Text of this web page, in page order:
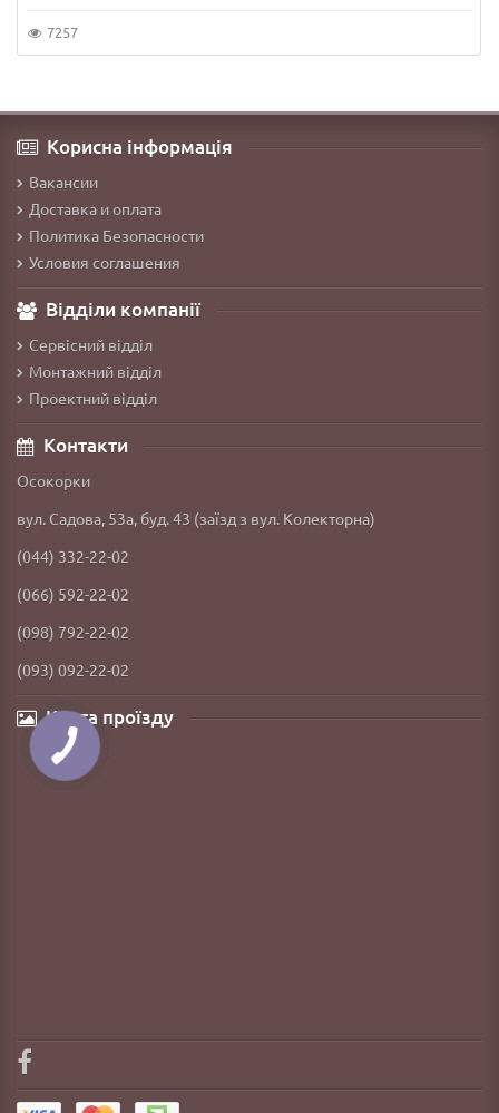
7257
Корисна інформація
Вакансии
Доставка и оплата
Политика Безопасности
Условия соглашения
Відділи компанії
Сервісний відділ
Монтажний відділ
Проектний відділ
Контакти
Осокорки
вул. Садова, 53а, буд. 43 (заїзд з вул. Колекторна)
(044) 332-22-02
(066) 592-22-02
(098) 792-22-02
(093) 092-22-02
Карта проїзду